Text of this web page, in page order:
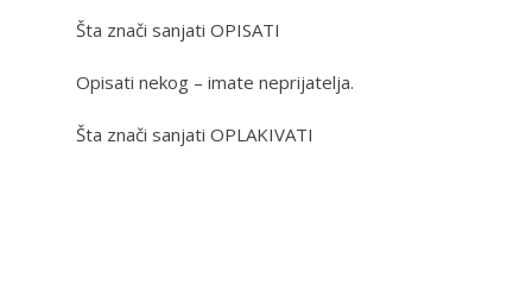
Šta znači sanjati OPISATI
Opisati nekog – imate neprijatelja.
Šta znači sanjati OPLAKIVATI